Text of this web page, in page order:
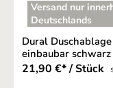
Versand nur
Deutschlands
Dural
einbaubar
21,90 €* / Stück